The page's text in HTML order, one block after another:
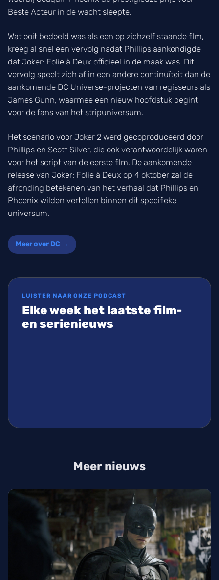
Beste Acteur in de wacht sleepte.
Wat ooit bedoeld was als een op zichzelf staande film,
kreeg al snel een vervolg nadat Phillips aankondigde
dat Joker: Folie à Deux officieel in de maak was. Dit
vervolg speelt zich af in een andere continuïteit dan de
aankomende DC Universe-projecten van regisseurs als
James Gunn, waarmee een nieuw hoofdstuk begint
voor de fans van het stripuniversum.
Het scenario voor Joker 2 werd gecoproduceerd door
Phillips en Scott Silver, die ook verantwoordelijk waren
voor het script van de eerste film. De aankomende
release van Joker: Folie à Deux op 4 oktober zal de
afronding betekenen van het verhaal dat Phillips en
Phoenix wilden vertellen binnen dit specifieke
universum.
Meer over DC →
LUISTER NAAR ONZE PODCAST
Elke week het laatste film-
en serienieuws
Meer nieuws